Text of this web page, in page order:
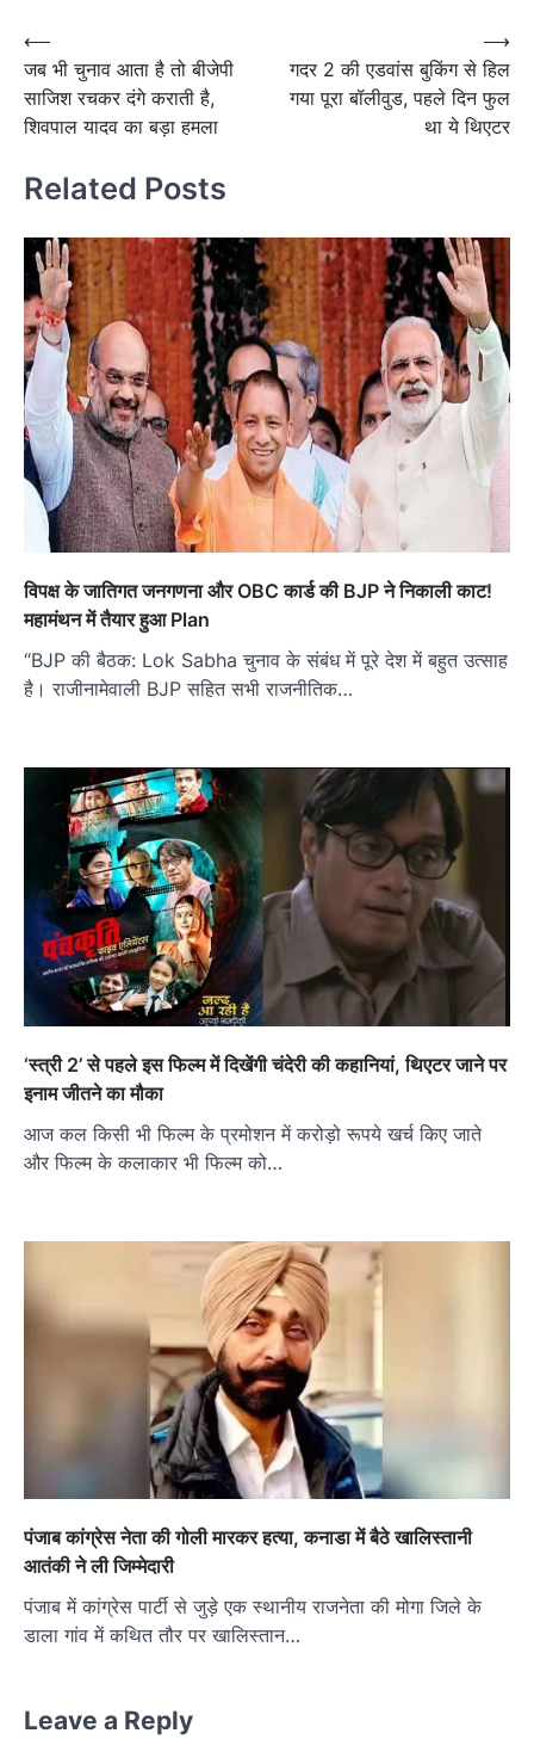
navigation
Post
navigation
⟵
जब भी चुनाव आता है तो बीजेपी
साजिश रचकर दंगे कराती है,
शिवपाल यादव का बड़ा हमला
गदर 2 की एडवांस बुकिंग से हिल
गया पूरा बॉलीवुड, पहले दिन फुल
था ये थिएटर
⟶
Related Posts
विपक्ष के जातिगत जनगणना और OBC कार्ड की BJP ने निकाली काट!
महामंथन में तैयार हुआ Plan
“BJP की बैठक: Lok Sabha चुनाव के संबंध में पूरे देश में बहुत उत्साह
है। राजीनामेवाली BJP सहित सभी राजनीतिक…
‘स्त्री 2’ से पहले इस फिल्म में दिखेंगी चंदेरी की कहानियां, थिएटर जाने पर
इनाम जीतने का मौका
आज कल किसी भी फिल्म के प्रमोशन में करोड़ो रूपये खर्च किए जाते
और फिल्म के कलाकार भी फिल्म को…
पंजाब कांग्रेस नेता की गोली मारकर हत्या, कनाडा में बैठे खालिस्तानी
आतंकी ने ली जिम्मेदारी
पंजाब में कांग्रेस पार्टी से जुड़े एक स्थानीय राजनेता की मोगा जिले के
डाला गांव में कथित तौर पर खालिस्तान…
Leave a Reply